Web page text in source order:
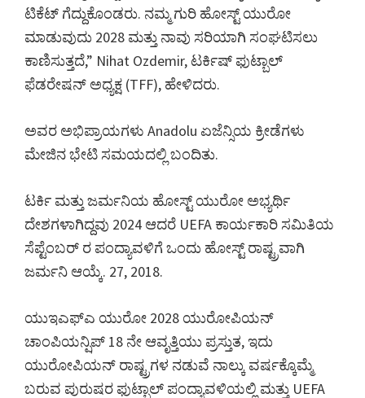
ಟಿಕೆಟ್ ಗೆದ್ದುಕೊಂಡರು. ನಮ್ಮ ಗುರಿ ಹೋಸ್ಟ್ ಯುರೋ
ಮಾಡುವುದು 2028 ಮತ್ತು ನಾವು ಸರಿಯಾಗಿ ಸಂಘಟಿಸಲು
ಕಾಣಿಸುತ್ತದೆ,” Nihat Ozdemir, ಟರ್ಕಿಷ್ ಫುಟ್ಬಾಲ್
ಫೆಡರೇಷನ್ ಅಧ್ಯಕ್ಷ (TFF), ಹೇಳಿದರು.
ಅವರ ಅಭಿಪ್ರಾಯಗಳು Anadolu ಏಜೆನ್ಸಿಯ ಕ್ರೀಡೆಗಳು
ಮೇಜಿನ ಭೇಟಿ ಸಮಯದಲ್ಲಿ ಬಂದಿತು.
ಟರ್ಕಿ ಮತ್ತು ಜರ್ಮನಿಯ ಹೋಸ್ಟ್ ಯುರೋ ಅಭ್ಯರ್ಥಿ
ದೇಶಗಳಾಗಿದ್ದವು 2024 ಆದರೆ UEFA ಕಾರ್ಯಕಾರಿ ಸಮಿತಿಯ
ಸೆಪ್ಟೆಂಬರ್ ರ ಪಂದ್ಯಾವಳಿಗೆ ಒಂದು ಹೋಸ್ಟ್ ರಾಷ್ಟ್ರವಾಗಿ
ಜರ್ಮನಿ ಆಯ್ಕೆ. 27, 2018.
ಯುಇಎಫ್ಎ ಯುರೋ 2028 ಯುರೋಪಿಯನ್
ಚಾಂಪಿಯನ್ಷಿಪ್ 18 ನೇ ಆವೃತ್ತಿಯು ಪ್ರಸ್ತುತ, ಇದು
ಯುರೋಪಿಯನ್ ರಾಷ್ಟ್ರಗಳ ನಡುವೆ ನಾಲ್ಕು ವರ್ಷಕ್ಕೊಮ್ಮೆ
ಬರುವ ಪುರುಷರ ಫುಟ್ಬಾಲ್ ಪಂದ್ಯಾವಳಿಯಲ್ಲಿ ಮತ್ತು UEFA